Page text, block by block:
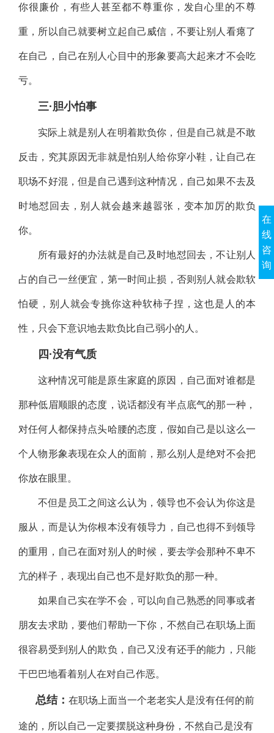
你很廉价，有些人甚至都不尊重你，发自心里的不尊
重，所以自己就要树立起自己威信，不要让别人看瘪了
在自己，自己在别人心目中的形象要高大起来才不会吃
亏。
三·胆小怕事
实际上就是别人在明着欺负你，但是自己就是不敢
反击，究其原因无非就是怕别人给你穿小鞋，让自己在
职场不好混，但是自己遇到这种情况，自己如果不去及
时地怼回去，别人就会越来越嚣张，变本加厉的欺负
你。
所有最好的办法就是自己及时地怼回去，不让别人
占的自己一丝便宜，第一时间止损，否则别人就会欺软
怕硬，别人就会专挑你这种软柿子捏，这也是人的本
性，只会下意识地去欺负比自己弱小的人。
四·没有气质
这种情况可能是原生家庭的原因，自己面对谁都是
那种低眉顺眼的态度，说话都没有半点底气的那一种，
对任何人都保持点头哈腰的态度，假如自己是以这么一
个人物形象表现在众人的面前，那么别人是绝对不会把
你放在眼里。
不但是员工之间这么认为，领导也不会认为你这是
服从，而是认为你根本没有领导力，自己也得不到领导
的重用，自己在面对别人的时候，要去学会那种不卑不
亢的样子，表现出自己也不是好欺负的那一种。
如果自己实在学不会，可以向自己熟悉的同事或者
朋友去求助，要他们帮助一下你，不然自己在职场上面
很容易受到别人的欺负，自己又没有还手的能力，只能
干巴巴地看着别人在对自己作恶。
总结： 在职场上面当一个老老实人是没有任何的前
途的，所以自己一定要摆脱这种身份，不然自己是没有
在
线
咨
询